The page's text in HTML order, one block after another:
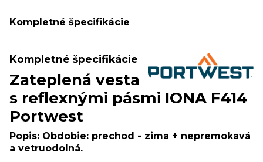
Kompletné špecifikácie
Kompletné špecifikácie
Zateplená vesta
s reflexnými pásmi IONA F414
Portwest
Popis: Obdobie: prechod - zima + nepremokavá
a vetruodolná.